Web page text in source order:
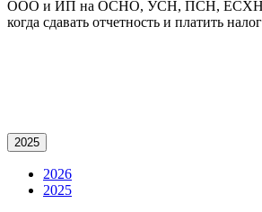
OOO и ИП на ОСНО, УСН, ПСН, ЕСХН
когда сдавать отчетность и платить
2025
2026
2025